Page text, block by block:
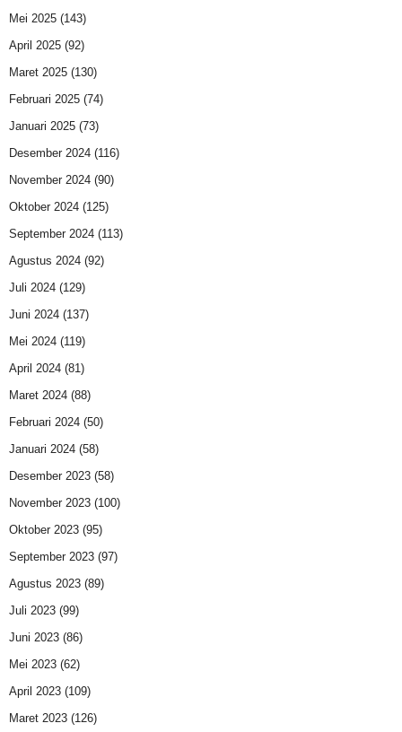
Mei 2025 (143)
April 2025 (92)
Maret 2025 (130)
Februari 2025 (74)
Januari 2025 (73)
Desember 2024 (116)
November 2024 (90)
Oktober 2024 (125)
September 2024 (113)
Agustus 2024 (92)
Juli 2024 (129)
Juni 2024 (137)
Mei 2024 (119)
April 2024 (81)
Maret 2024 (88)
Februari 2024 (50)
Januari 2024 (58)
Desember 2023 (58)
November 2023 (100)
Oktober 2023 (95)
September 2023 (97)
Agustus 2023 (89)
Juli 2023 (99)
Juni 2023 (86)
Mei 2023 (62)
April 2023 (109)
Maret 2023 (126)